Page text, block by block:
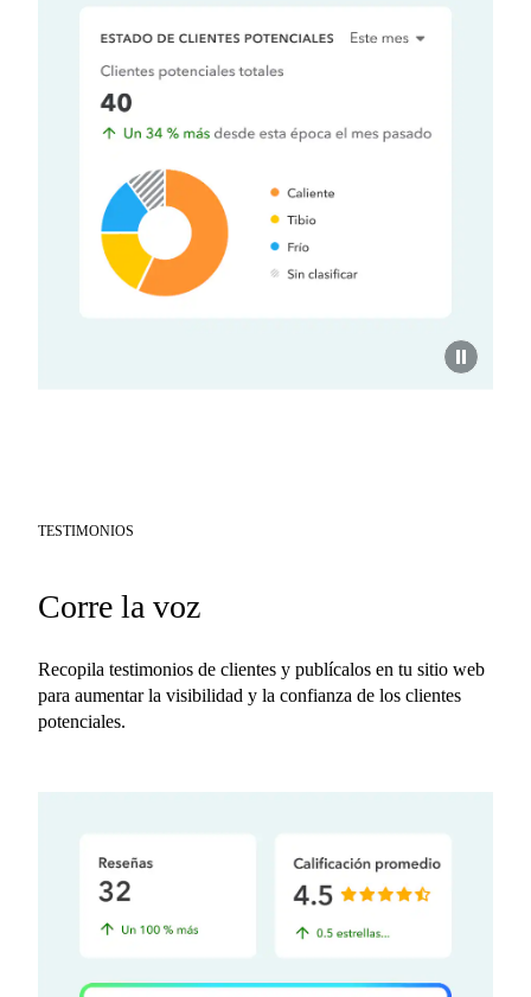
TESTIMONIOS
Corre la voz
Recopila testimonios de clientes y publícalos en tu sitio web
para aumentar la visibilidad y la confianza de los clientes
potenciales.